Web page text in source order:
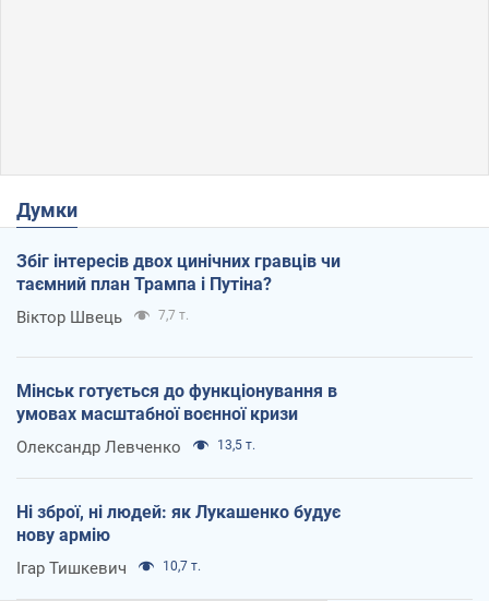
Думки
Збіг інтересів двох цинічних гравців чи
таємний план Трампа і Путіна?
Віктор Швець 7,7 т.
Мінськ готується до функціонування в
умовах масштабної воєнної кризи
Олександр Левченко 13,5 т.
Ні зброї, ні людей: як Лукашенко будує
нову армію
Ігар Тишкевич 10,7 т.